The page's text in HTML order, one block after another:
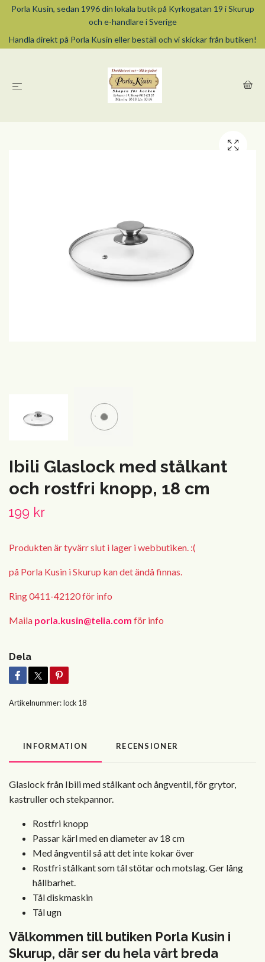
Porla Kusin, sedan 1996 din lokala butik på Kyrkogatan 19 i Skurup
och e-handlare i Sverige
Handla direkt på Porla Kusin eller beställ och vi skickar från butiken!
Ibili Glaslock med stålkant
och rostfri knopp, 18 cm
199 kr
Produkten är tyvärr slut i lager i webbutiken. :(
på Porla Kusin i Skurup kan det ändå finnas.
Ring 0411-42120 för info
Maila porla.kusin@telia.com för info
Dela
Artikelnummer:lock 18
INFORMATION RECENSIONER
Glaslock från Ibili med stålkant och ångventil, för grytor,
kastruller och stekpannor.
Rostfri knopp
Passar kärl med en diameter av 18 cm
Med ångventil så att det inte kokar över
Rostfri stålkant som tål stötar och motslag. Ger lång
hållbarhet.
Tål diskmaskin
Tål ugn
Välkommen till butiken Porla Kusin i
Skurup, där ser du hela vårt breda